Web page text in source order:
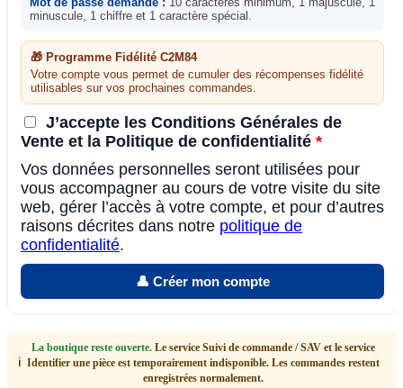
minuscule, 1 chiffre et 1 caractère spécial.
🎁 Programme Fidélité C2M84
Votre compte vous permet de cumuler des récompenses fidélité
utilisables sur vos prochaines commandes.
J’accepte les Conditions Générales de
Vente et la Politique de confidentialité *
Vos données personnelles seront utilisées pour
vous accompagner au cours de votre visite du site
web, gérer l’accès à votre compte, et pour d’autres
raisons décrites dans notre politique de
confidentialité.
👤 Créer mon compte
ℹ️
La boutique reste ouverte.Le service Suivi de commande / SAV et le service
Identifier une pièce est temporairement indisponible. Les commandes restent
enregistrées normalement.